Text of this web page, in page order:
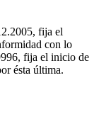
fija el
con lo
fija el inicio de
ésta última.